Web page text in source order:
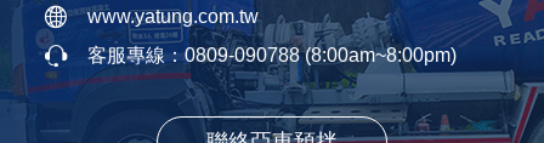
www.yatung.com.tw
客服專線：0809-090788(8:00am~8:00pm)